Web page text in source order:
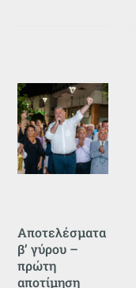
Αποτελέσματα
β’ γύρου –
πρώτη
αποτίμηση